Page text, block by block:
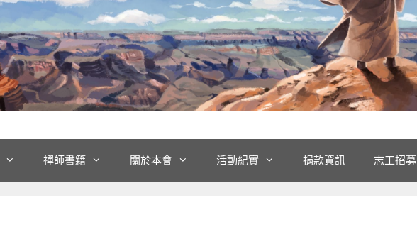
禪師書籍 關於本會 活動紀實 捐款資訊 志工招募